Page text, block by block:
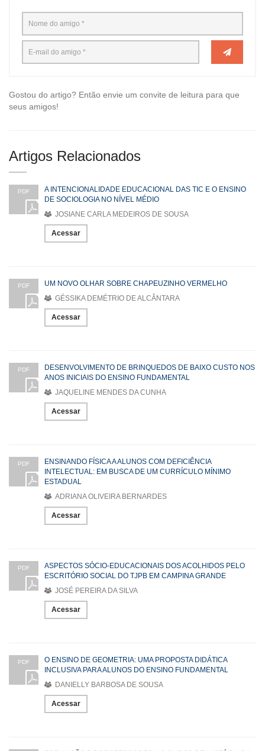
Gostou do artigo? Então envie um convite de leitura para que
seus amigos!
Artigos Relacionados
PDF
A INTENCIONALIDADE EDUCACIONAL DAS TIC E O ENSINO
DE SOCIOLOGIA NO NÍVEL MÉDIO
JOSIANE CARLA MEDEIROS DE SOUSA
Acessar
PDF
UM NOVO OLHAR SOBRE CHAPEUZINHO VERMELHO
GÉSSIKA DEMÉTRIO DE ALCÂNTARA
Acessar
PDF
DESENVOLVIMENTO DE BRINQUEDOS DE BAIXO CUSTO NOS
ANOS INICIAIS DO ENSINO FUNDAMENTAL
JAQUELINE MENDES DA CUNHA
Acessar
PDF
ENSINANDO FÍSICA A ALUNOS COM DEFICIÊNCIA
INTELECTUAL: EM BUSCA DE UM CURRÍCULO MÍNIMO
ESTADUAL
ADRIANA OLIVEIRA BERNARDES
Acessar
PDF
ASPECTOS SÓCIO-EDUCACIONAIS DOS ACOLHIDOS PELO
ESCRITÓRIO SOCIAL DO TJPB EM CAMPINA GRANDE
JOSÉ PEREIRA DA SILVA
Acessar
PDF
O ENSINO DE GEOMETRIA: UMA PROPOSTA DIDÁTICA
INCLUSIVA PARA ALUNOS DO ENSINO FUNDAMENTAL
DANIELLY BARBOSA DE SOUSA
Acessar